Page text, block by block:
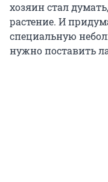
хозяин стал
растение. И
специальную
нужно поставить